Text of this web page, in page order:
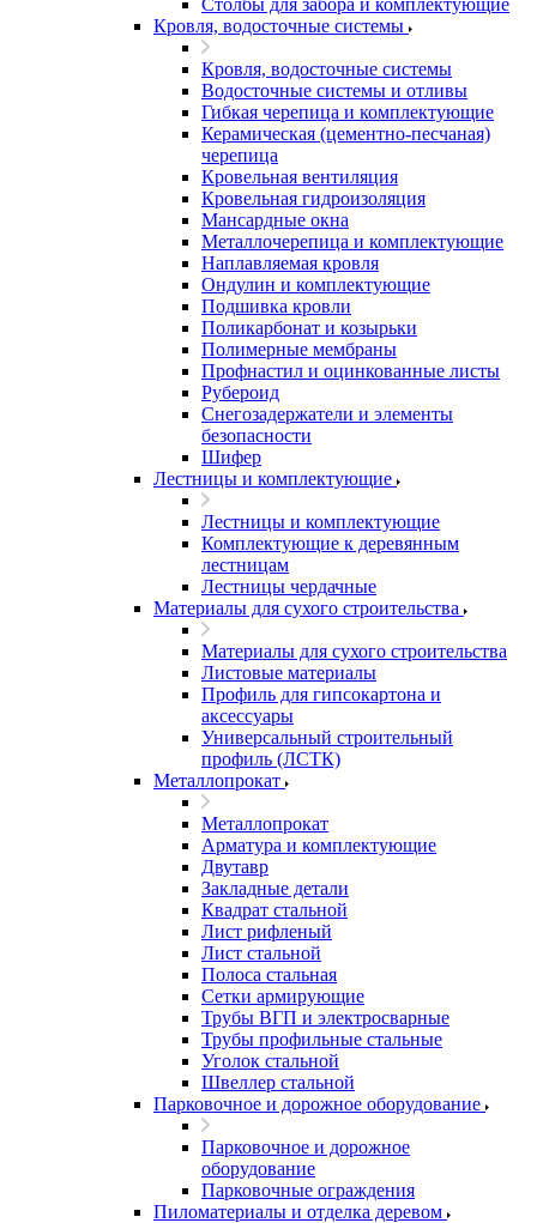
Столбы для забора и комплектующие
Кровля, водосточные системы
Кровля, водосточные системы
Водосточные системы и отливы
Гибкая черепица и комплектующие
Керамическая (цементно-песчаная)
черепица
Кровельная вентиляция
Кровельная гидроизоляция
Мансардные окна
Металлочерепица и комплектующие
Наплавляемая кровля
Ондулин и комплектующие
Подшивка кровли
Поликарбонат и козырьки
Полимерные мембраны
Профнастил и оцинкованные листы
Рубероид
Снегозадержатели и элементы
безопасности
Шифер
Лестницы и комплектующие
Лестницы и комплектующие
Комплектующие к деревянным
лестницам
Лестницы чердачные
Материалы для сухого строительства
Материалы для сухого строительства
Листовые материалы
Профиль для гипсокартона и
аксессуары
Универсальный строительный
профиль (ЛСТК)
Металлопрокат
Металлопрокат
Арматура и комплектующие
Двутавр
Закладные детали
Квадрат стальной
Лист рифленый
Лист стальной
Полоса стальная
Сетки армирующие
Трубы ВГП и электросварные
Трубы профильные стальные
Уголок стальной
Швеллер стальной
Парковочное и дорожное оборудование
Парковочное и дорожное
оборудование
Парковочные ограждения
Пиломатериалы и отделка деревом